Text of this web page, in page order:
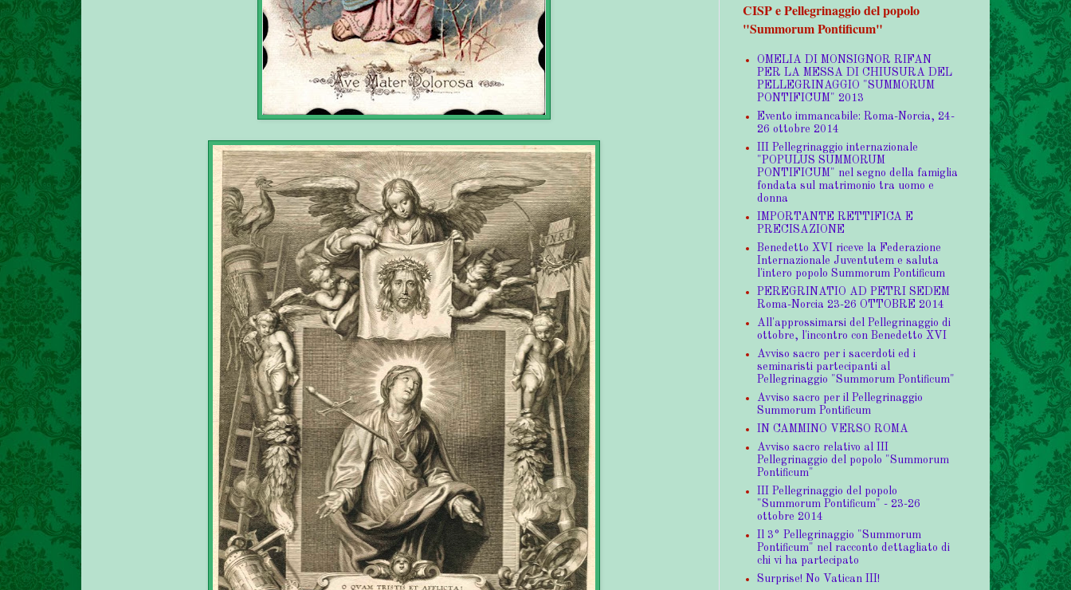
CISP e Pellegrinaggio del popolo
"Summorum Pontificum"
OMELIA DI MONSIGNOR RIFAN
PER LA MESSA DI CHIUSURA DEL
PELLEGRINAGGIO "SUMMORUM
PONTIFICUM" 2013
Evento immancabile: Roma-Norcia, 24-
26 ottobre 2014
III Pellegrinaggio internazionale
"POPULUS SUMMORUM
PONTIFICUM" nel segno della famiglia
fondata sul matrimonio tra uomo e
donna
IMPORTANTE RETTIFICA E
PRECISAZIONE
Benedetto XVI riceve la Federazione
Internazionale Juventutem e saluta
l'intero popolo Summorum Pontificum
PEREGRINATIO AD PETRI SEDEM
Roma-Norcia 23-26 OTTOBRE 2014
All'approssimarsi del Pellegrinaggio di
ottobre, l'incontro con Benedetto XVI
Avviso sacro per i sacerdoti ed i
seminaristi partecipanti al
Pellegrinaggio "Summorum Pontificum"
Avviso sacro per il Pellegrinaggio
Summorum Pontificum
IN CAMMINO VERSO ROMA
Avviso sacro relativo al III
Pellegrinaggio del popolo "Summorum
Pontificum"
III Pellegrinaggio del popolo
"Summorum Pontificum" - 23-26
ottobre 2014
Il 3° Pellegrinaggio "Summorum
Pontificum" nel racconto dettagliato di
chi vi ha partecipato
Surprise! No Vatican III!